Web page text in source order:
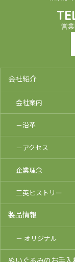
営
会社紹介
会社案内
－沿革
－アクセス
企業理念
三英ヒストリー
製品情報
－ オリジナル